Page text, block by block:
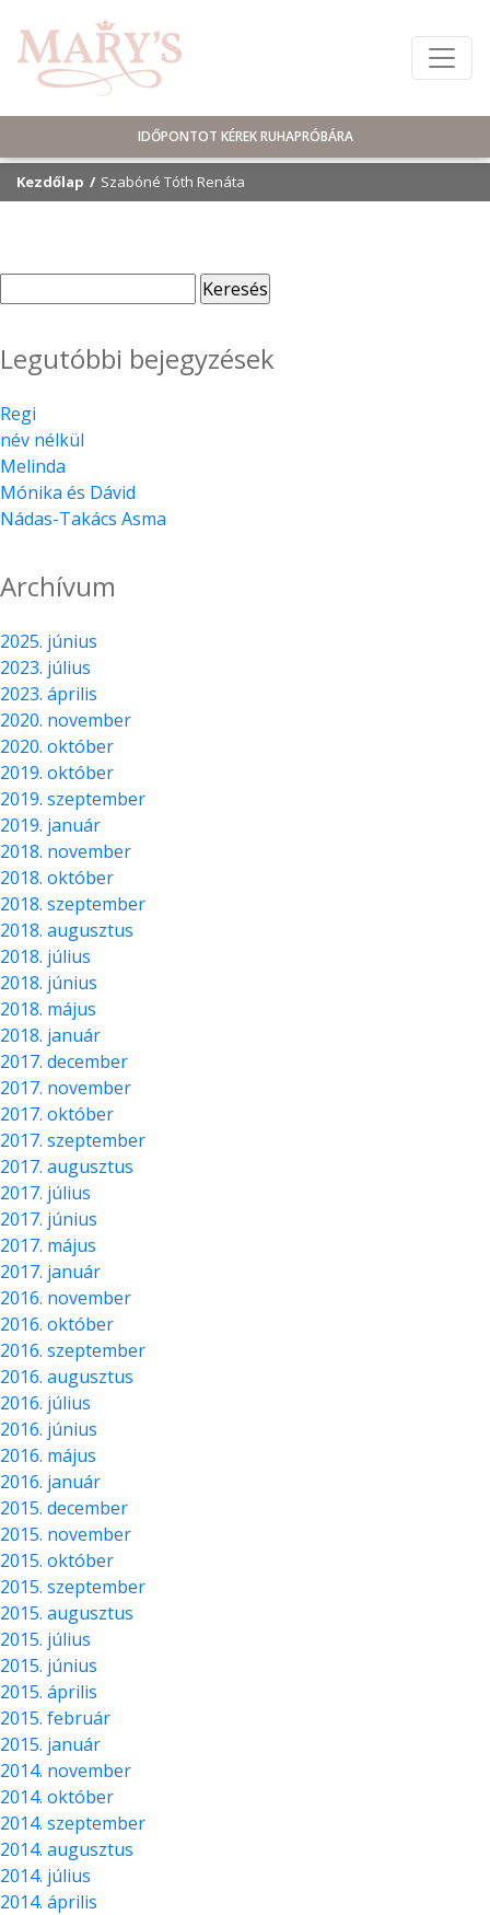
IDŐPONTOT KÉREK RUHAPRÓBÁRA
Kezdőlap Szabóné Tóth Renáta
Legutóbbi bejegyzések
Regi
név nélkül
Melinda
Mónika és Dávid
Nádas-Takács Asma
Archívum
2025. június
2023. július
2023. április
2020. november
2020. október
2019. október
2019. szeptember
2019. január
2018. november
2018. október
2018. szeptember
2018. augusztus
2018. július
2018. június
2018. május
2018. január
2017. december
2017. november
2017. október
2017. szeptember
2017. augusztus
2017. július
2017. június
2017. május
2017. január
2016. november
2016. október
2016. szeptember
2016. augusztus
2016. július
2016. június
2016. május
2016. január
2015. december
2015. november
2015. október
2015. szeptember
2015. augusztus
2015. július
2015. június
2015. április
2015. február
2015. január
2014. november
2014. október
2014. szeptember
2014. augusztus
2014. július
2014. április